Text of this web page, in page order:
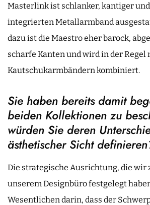
Masterlink ist schlanker, kantiger
integrierten Metallarmband
dazu ist die Maestro eher barock,
scharfe Kanten und wird in der Regel
Kautschukarmbändern kombiniert.
Sie haben bereits damit
beiden Kollektionen zu
würden Sie deren
ästhetischer Sicht
Die strategische Ausrichtung, die wir
unserem Designbüro festgelegt
Wesentlichen darin, dass der